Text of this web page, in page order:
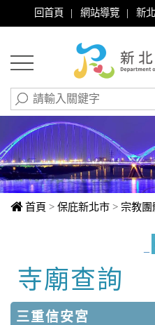
回首頁 | 網站導覽 | 新
首頁 > 保庇新北市 > 宗教團
中央內容區塊
寺廟查詢
三重信安宮